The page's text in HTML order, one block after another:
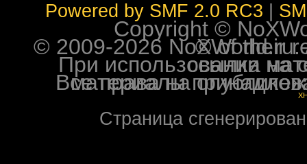
Powered by SMF 2.0 RC3
Copyright ©
© 2009-2026 NoXWorld.ru. All
При использовании
Все права на опубликованные на форуме
Страница